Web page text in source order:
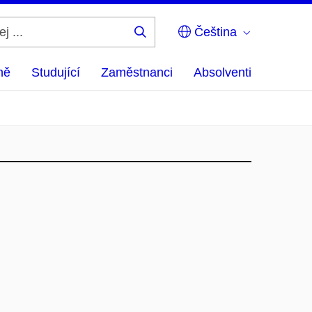
Čeština
Studující Zaměstnanci Absolventi